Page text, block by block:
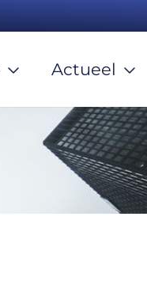
Actueel